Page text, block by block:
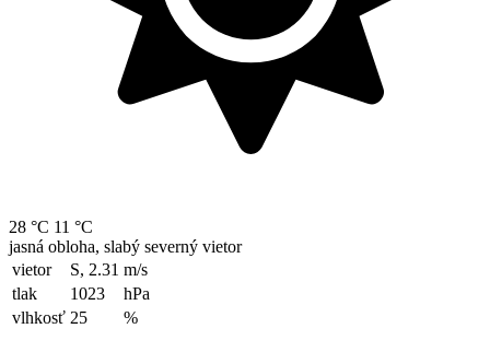
28 °C 11 °C
jasná obloha, slabý severný vietor
vietor
S, 2.31 m/s
tlak
1023
hPa
vlhkosť 25 %